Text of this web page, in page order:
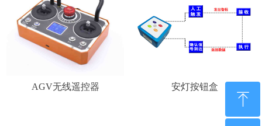
AGV无线遥控器 安灯按钮盒
ꁸ